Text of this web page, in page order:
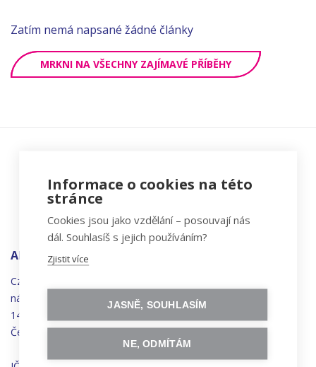
Zatím nemá napsané žádné články
MRKNI NA VŠECHNY ZAJÍMAVÉ PŘÍBĚHY
ADRESA
Czechitas, z.ú.
náměstí
Synků 1748/17
140 00 Praha 4 - Nusle
Česká republika
Informace o cookies na této
stránce
Cookies jsou jako vzdělání – posouvají nás
dál. Souhlasíš s jejich používáním?
Zjistit více
JASNĚ, SOUHLASÍM
NE, ODMÍTÁM